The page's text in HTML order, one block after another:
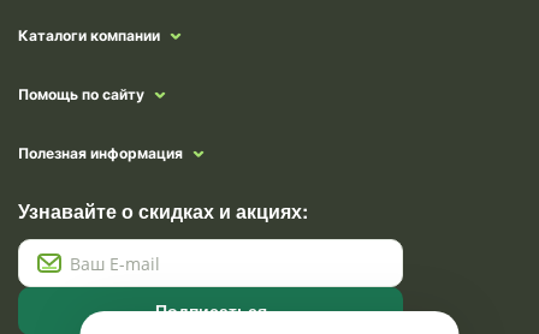
Каталоги компании
Помощь по сайту
Полезная информация
Узнавайте о скидках и акциях:
Подписаться